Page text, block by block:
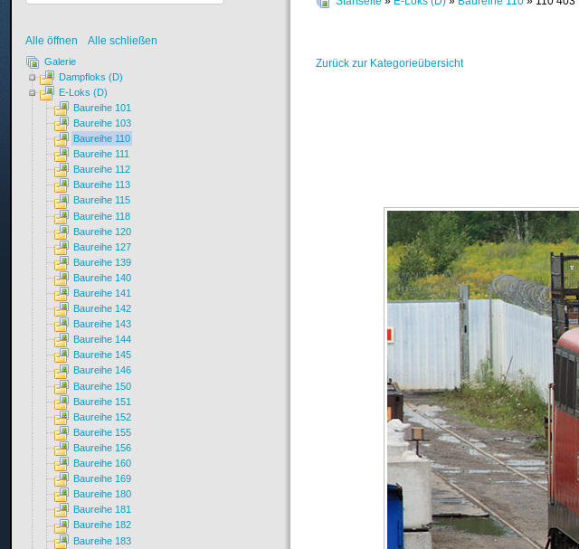
Zurück zur Kategorieübersicht
Alle öffnen Alle schließen
Galerie
Dampfloks (D)
E-Loks (D)
Baureihe 101
Baureihe 103
Baureihe 110
Baureihe 111
Baureihe 112
Baureihe 113
Baureihe 115
Baureihe 118
Baureihe 120
Baureihe 127
Baureihe 139
Baureihe 140
Baureihe 141
Baureihe 142
Baureihe 143
Baureihe 144
Baureihe 145
Baureihe 146
Baureihe 150
Baureihe 151
Baureihe 152
Baureihe 155
Baureihe 156
Baureihe 160
Baureihe 169
Baureihe 180
Baureihe 181
Baureihe 182
Baureihe 183